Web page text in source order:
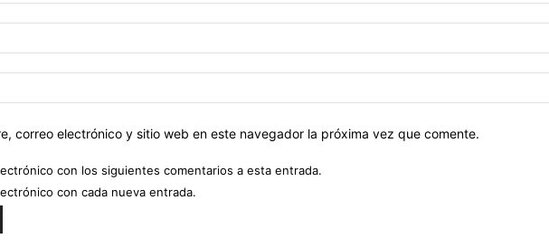
correo electrónico y sitio web en este navegador la próxima vez que comente.
con los siguientes comentarios a esta entrada.
con cada nueva entrada.